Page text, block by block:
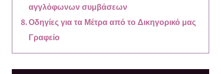
αγγλόφωνων συμβάσεων
Οδηγίες για τα Μέτρα από το Δικηγορικό μας
Γραφείο